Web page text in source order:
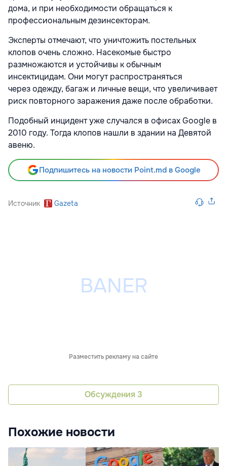
дома, и при необходимости обращаться к
профессиональным дезинсекторам.
Эксперты отмечают, что уничтожить постельных
клопов очень сложно. Насекомые быстро
размножаются и устойчивы к обычным
инсектицидам. Они могут распространяться
через одежду, багаж и личные вещи, что увеличивает
риск повторного заражения даже после обработки.
Подобный инцидент уже случался в офисах Google в
2010 году. Тогда клопов нашли в здании на Девятой
авеню.
Подпишитесь на новости Point.md в Google
Источник Gazeta
Разместить рекламу на сайте
Обсуждения 3
Похожие новости